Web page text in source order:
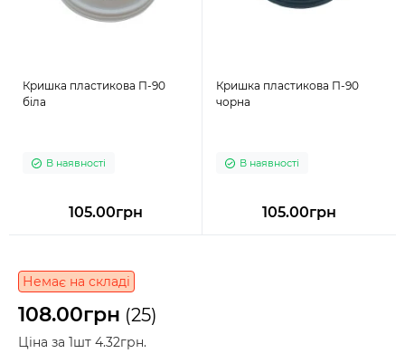
Кришка пластикова П-90
біла
В наявності
105.00грн
Кришка пластикова П-90
чорна
В наявності
105.00грн
Немає на складі
108.00грн (25)
Ціна за 1шт 4.32грн.